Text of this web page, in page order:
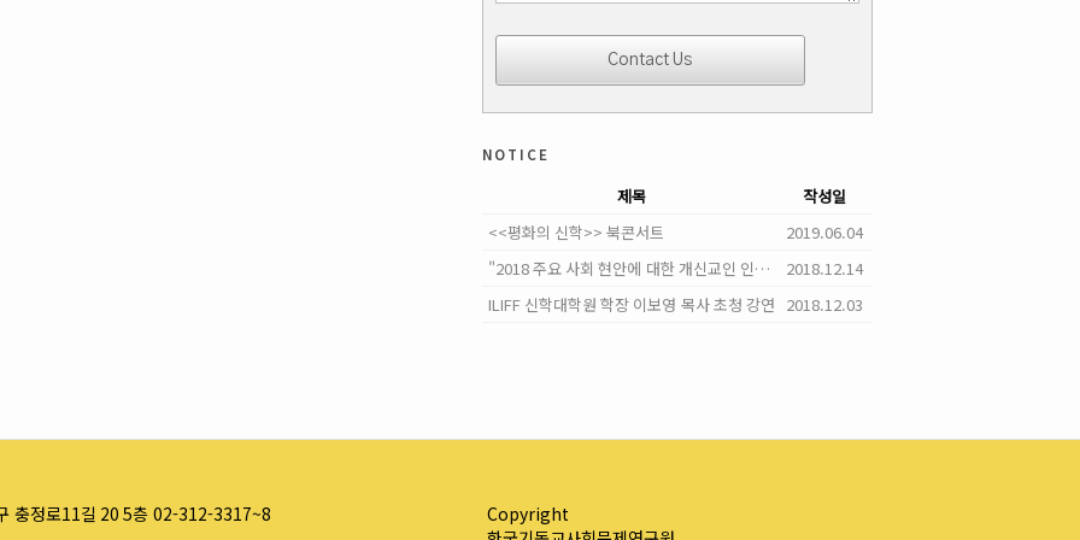
notice
제목
작성일
<<평화의 신학>> 북콘서트
2019.06.04
"2018 주요 사회 현안에 대한 개신교인 인식조사" 결과 발표
2018.12.14
ILIFF 신학대학원 학장 이보영 목사 초청 강연 2018.12.03
충정로11길 20 5층 02-312-3317~8
Copyright